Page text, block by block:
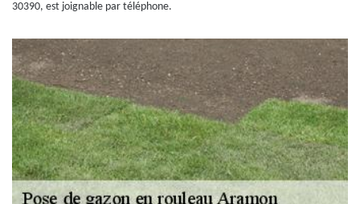
30390, est joignable par téléphone.